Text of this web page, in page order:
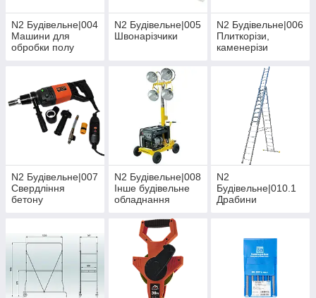
N2 Будівельне|004
Машини для
обробки полу
N2 Будівельне|005
Швонарізчики
N2 Будівельне|006
Плиткорізи,
каменерізи
N2 Будівельне|007
Свердління
бетону
N2 Будівельне|008
Інше будівельне
обладнання
N2
Будівельне|010.1
Драбини